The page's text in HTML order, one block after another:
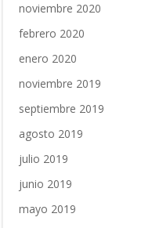
noviembre 2020
febrero 2020
enero 2020
noviembre 2019
septiembre 2019
agosto 2019
julio 2019
junio 2019
mayo 2019